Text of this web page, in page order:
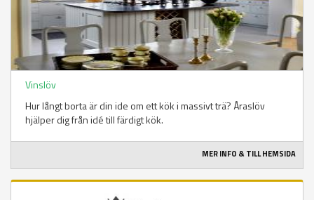
Vinslöv
Hur långt borta är din ide om ett kök i massivt trä? Åraslöv
hjälper dig från idé till färdigt kök.
MER INFO & TILL HEMSIDA